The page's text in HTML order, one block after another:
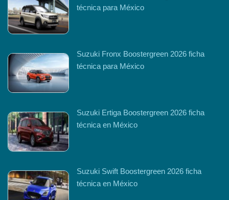
técnica para México
Suzuki Fronx Boostergreen 2026 ficha
técnica para México
Suzuki Ertiga Boostergreen 2026 ficha
técnica en México
Suzuki Swift Boostergreen 2026 ficha
técnica en México